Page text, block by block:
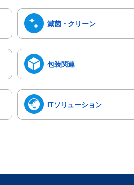
滅菌・クリーン
包装関連
ITソリューション